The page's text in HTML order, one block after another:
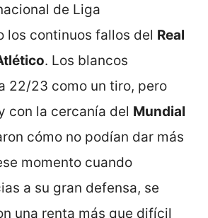
de Liga
los continuos fallos del Real
. Los blancos
22/23 como un tiro, pero
con la cercanía del Mundial
cómo no podían dar más
momento cuando
a su gran defensa, se
una renta más que difícil